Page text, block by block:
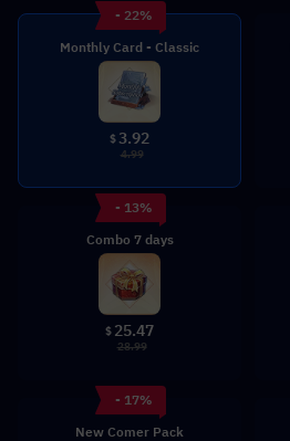
- 22%
Monthly Card - Classic
$3.92
4.99
- 13%
Combo 7 days
$ 25.47
28.99
- 17%
New Comer Pack